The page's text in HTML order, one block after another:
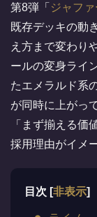
第8弾「 ジャフ
既存デッキの動
え方まで変わり
ールの変身ライ
たエメラルド系
が同時に上がっ
「まず揃える価
採用理由がイメ
目次 [非表示]